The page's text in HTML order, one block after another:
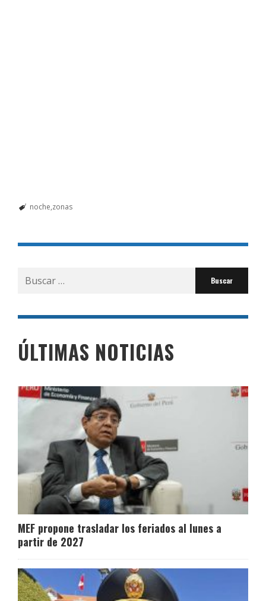
noche zonas
Buscar
por:
ÚLTIMAS NOTICIAS
MEF propone trasladar los feriados al lunes a
partir de 2027